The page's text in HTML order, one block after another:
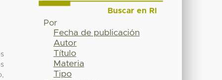
Buscar en RI
Por
Fecha de publicación
Autor
Título
Materia
Tipo